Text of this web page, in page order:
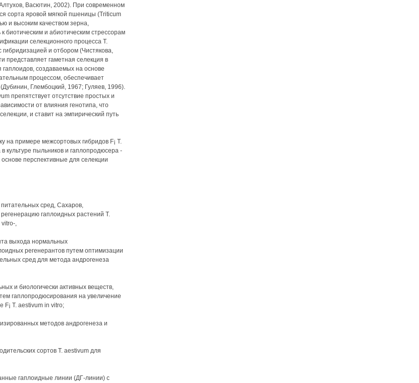
Васютин, 2002). При современном
сорта яровой мягкой пшеницы (Triticum
и высоким качеством зерна,
биотическим и абиотическим стрессорам
селекционного процесса Т.
и отбором (Чистякова,
представляет гаметная селекция в
создаваемых на основе
процессом, обеспечивает
Глембоцкий, 1967; Гуляев, 1996).
препятствует отсутствие простых и
от влияния генотипа, что
и ставит на эмпирический путь
на примере межсортовых гибридов F¡ Т.
культуре пыльников и гаплопродюсера -
перспективные для селекции
сред, Сахаров,
гаплоидных растений Т.
vitro-,
выхода нормальных
регенерантов путем оптимизации
сред для метода андрогенеза
и биологически активных веществ,
гаплопродюсирования на увеличение
F¡ Т. aestivum in vitro;
методов андрогенеза и
сортов Т. aestivum для
гаплоидные линии (ДГ-линии) с